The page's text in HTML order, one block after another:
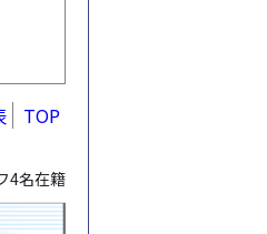
TOP
4名在籍